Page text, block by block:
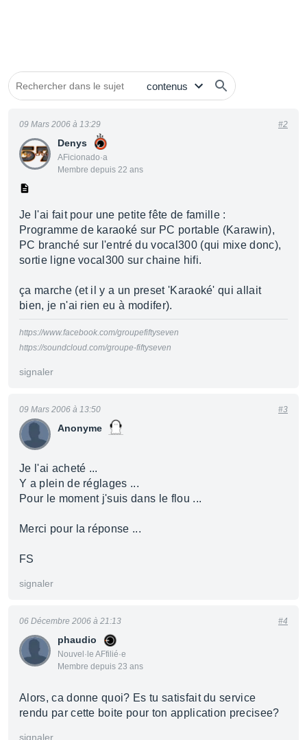
Denys
AFicionado·a
Membre depuis 22 ans
09 Mars 2006 à 13:29 #2
Je l'ai fait pour une petite fête de famille :
Programme de karaoké sur PC portable (Karawin),
PC branché sur l'entré du vocal300 (qui mixe donc),
sortie ligne vocal300 sur chaine hifi.
ça marche (et il y a un preset 'Karaoké' qui allait
bien, je n'ai rien eu à modifer).
https://www.facebook.com/groupefiftyseven
https://soundcloud.com/groupe-fiftyseven
signaler
Anonyme
09 Mars 2006 à 13:50 #3
Je l'ai acheté ...
Y a plein de réglages ...
Pour le moment j'suis dans le flou ...
Merci pour la réponse ...
FS
signaler
phaudio
Nouvel·le AFfilié·e
Membre depuis 23 ans
06 Décembre 2006 à 21:13 #4
Alors, ca donne quoi? Es tu satisfait du service
rendu par cette boite pour ton application precisee?
signaler